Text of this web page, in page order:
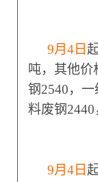
9月4日
吨，其他价
钢2540，
料废钢2440
9月4日